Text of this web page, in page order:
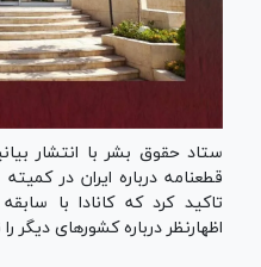
ستاد حقوق بشر با انتشار
قطعنامه درباره ایران در
تاکید کرد که کانادا با
اظهارنظر درباره کشورهای دیگر را